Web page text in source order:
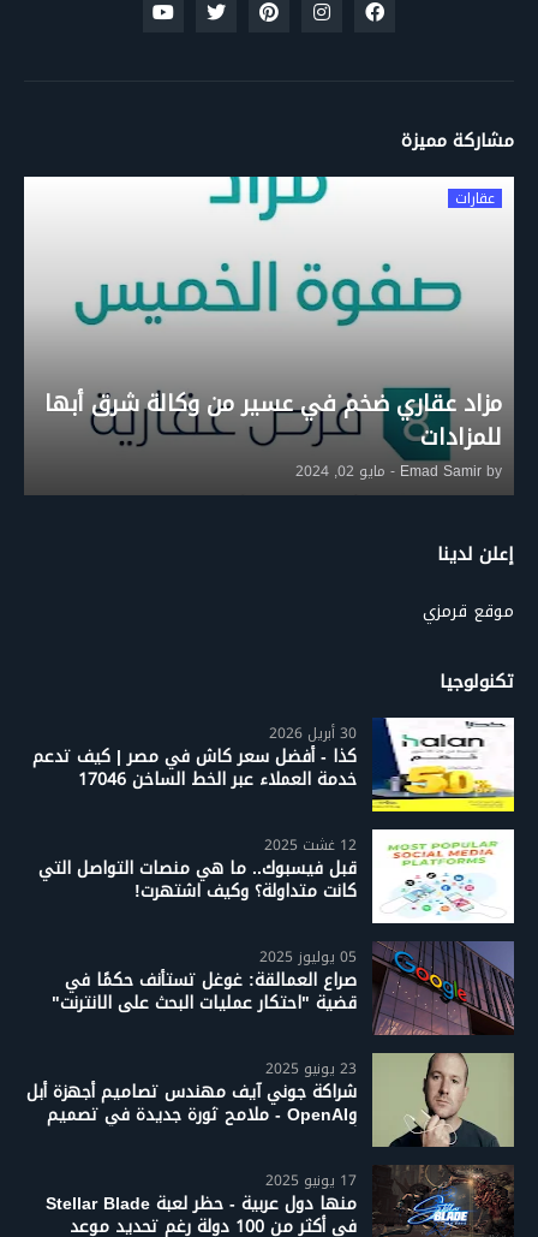
مشاركة مميزة
عقارات
مزاد عقاري ضخم في عسير من وكالة شرق أبها
للمزادات
by
Emad Samir
- مايو 02, 2024
إعلن لدينا
موقع قرمزي
تكنولوجيا
30 أبريل 2026
كذا - أفضل سعر كاش في مصر | كيف تدعم
خدمة العملاء عبر الخط الساخن 17046
12 غشت 2025
قبل فيسبوك.. ما هي منصات التواصل التي
كانت متداولة؟ وكيف اشتهرت!
05 يوليوز 2025
صراع العمالقة: غوغل تستأنف حكمًا في
قضية "احتكار عمليات البحث على الانترنت"
23 يونيو 2025
شراكة جوني آيف مهندس تصاميم أجهزة أبل
وOpenAI - ملامح ثورة جديدة في تصميم
17 يونيو 2025
منها دول عربية - حظر لعبة Stellar Blade
في أكثر من 100 دولة رغم تحديد موعد